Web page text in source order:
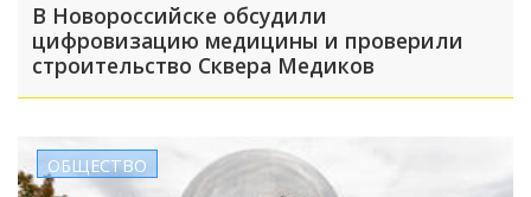
В Новороссийске обсудили
цифровизацию медицины и проверили
строительство Сквера Медиков
ОБЩЕСТВО